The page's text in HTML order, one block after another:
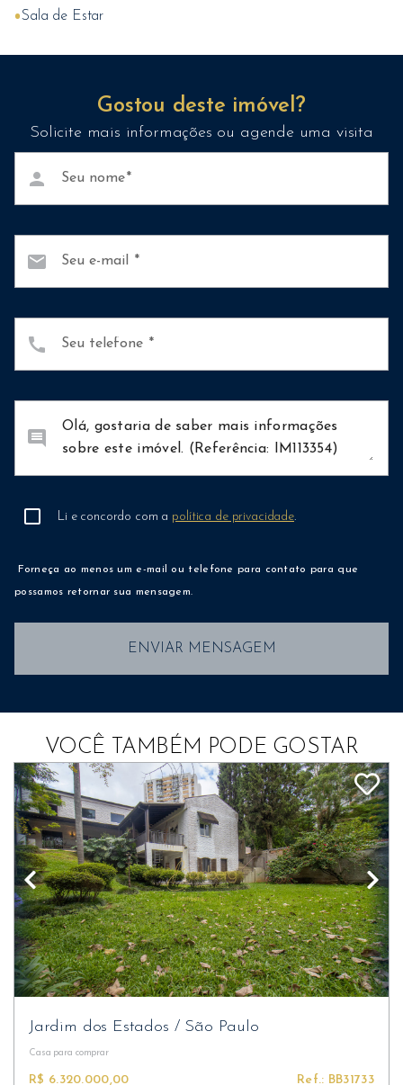
•Sala de Estar
Gostou deste imóvel?
Solicite mais informações ou agende uma visita
Seu nome
person
Seu e-mail
mail
Seu telefone
call
comment
Li e concordo com a política de privacidade.
Forneça ao menos um e-mail ou telefone para contato para que
possamos retornar sua mensagem.
ENVIAR MENSAGEM
VOCÊ TAMBÉM PODE GOSTAR
Jardim dos Estados / São Paulo
Casa para comprar
R$ 6.320.000,00 Ref.: BB31733